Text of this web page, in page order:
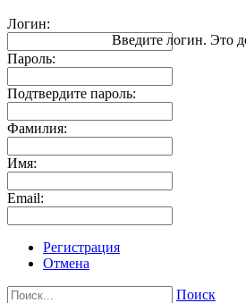
Логин:
Введите логин. Это
Пароль:
Подтвердите пароль:
Фамилия:
Имя:
Email:
Регистрация
Отмена
Поиск